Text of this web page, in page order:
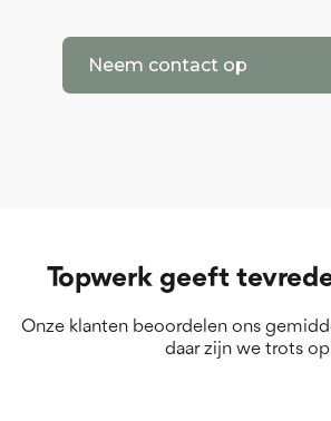
Neem contact op
Topwerk geeft
Onze klanten beoordelen ons
daar zijn we trots